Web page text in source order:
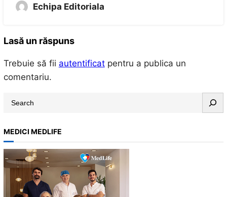
Echipa Editoriala
Lasă un răspuns
Trebuie să fii autentificatpentru a publica un
comentariu.
r
c
h
MEDICI MEDLIFE